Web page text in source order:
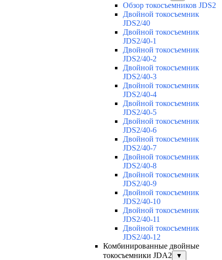
Обзор токосъемников JDS2
Двойной токосъемник
JDS2/40
Двойной токосъемник
JDS2/40-1
Двойной токосъемник
JDS2/40-2
Двойной токосъемник
JDS2/40-3
Двойной токосъемник
JDS2/40-4
Двойной токосъемник
JDS2/40-5
Двойной токосъемник
JDS2/40-6
Двойной токосъемник
JDS2/40-7
Двойной токосъемник
JDS2/40-8
Двойной токосъемник
JDS2/40-9
Двойной токосъемник
JDS2/40-10
Двойной токосъемник
JDS2/40-11
Двойной токосъемник
JDS2/40-12
Комбинированные двойные
токосъемники JDA2
▼